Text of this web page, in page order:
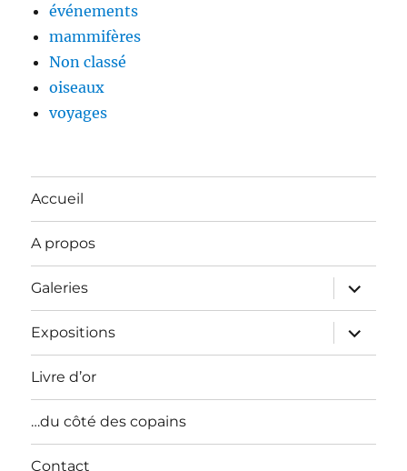
événements
mammifères
Non classé
oiseaux
voyages
Accueil
A propos
Galeries
ouvrir
le
sous-
menu
Expositions
ouvrir
le
sous-
Livre d’or
…du côté des copains
Contact